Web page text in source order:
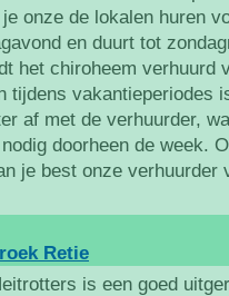
onze de lokalen huren
en duurt tot
het chiroheem verhuurd
tijdens vakantieperiodes
af met de verhuurder,
doorheen de week.
je best onze verhuurder
Retie
is een goed